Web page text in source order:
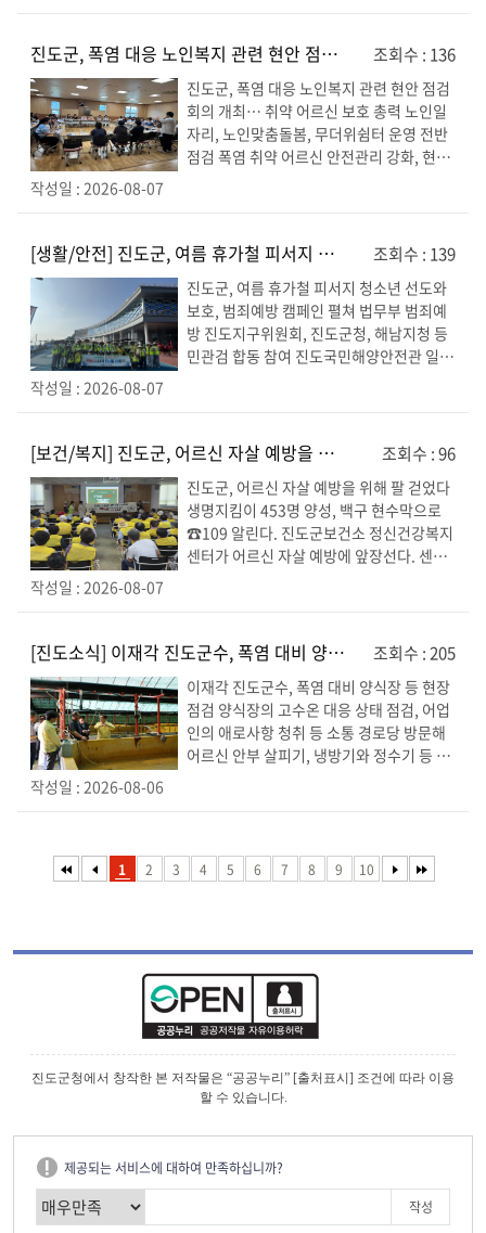
수는 조도면 지역 사회단체장들과 첫 만남
한 다양한 의견...
진도군, 폭염 대응 노인복지 관련 현안 점검 회의 개최… 취약 어르신 보호 총력
진도군, 폭염 대응 노인복지 관련 현안 점검
회의 개최… 취약 어르신 보호 총력 노인일
자리, 노인맞춤돌봄, 무더위쉼터 운영 전반
점검 폭염 취약 어르신 안전관리 강화, 현장
안전을 보호하기 위해 ‘2026년 폭염 대비
노인일...
작성일 : 2026-08-07
조회수 : 136
[생활/안전] 진도군, 여름 휴가철 피서지 청소년 선도와 보호, 범죄예방 캠페인 펼쳐
진도군, 여름 휴가철 피서지 청소년 선도와
보호, 범죄예방 캠페인 펼쳐 법무부 범죄예
방 진도지구위원회, 진도군청, 해남지청 등
민관검 합동 참여 진도국민해양안전관 일원
고 안전한 피서지 환경을 조성하기 위해 민
법무부 청소년 범...
작성일 : 2026-08-07
조회수 : 139
[보건/복지] 진도군, 어르신 자살 예방을 위해 팔 걷었다
진도군, 어르신 자살 예방을 위해 팔 걷었다
생명지킴이 453명 양성, 백구 현수막으로
☎109 알린다. 진도군보건소 정신건강복지
센터가 어르신 자살 예방에 앞장선다. 센터
여자를 대상으로 생명지킴이(게이트키퍼)
양성 교육을 진행했다. 이번 교육은 자살 고
위험군인 ...
작성일 : 2026-08-07
조회수 : 96
[진도소식] 이재각 진도군수, 폭염 대비 양식장 등 현장 점검
이재각 진도군수, 폭염 대비 양식장 등 현장
점검 양식장의 고수온 대응 상태 점검, 어업
인의 애로사항 청취 등 소통 경로당 방문해
어르신 안부 살피기, 냉방기와 정수기 등 점
문해 시설을 둘러보며 현장 점검을 진행했
작성일 : 2026-08-06
조회수 : 205
1 2 3 4 5 6 7 8 9 10
진도군청에서 창작한 본 저작물은 “공공누리” [출처표시] 조건에 따라 이용
할 수 있습니다.
제공되는 서비스에 대하여 만족하십니까?